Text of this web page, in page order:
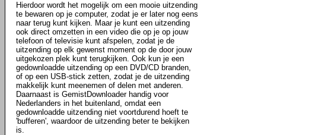
Hierdoor wordt het mogelijk om een mooie uitzending
te bewaren op je computer, zodat je er later nog eens
naar terug kunt kijken. Maar je kunt een uitzending
ook direct omzetten in een video die op je op jouw
telefoon of televisie kunt afspelen, zodat je de
uitzending op elk gewenst moment op de door jouw
uitgekozen plek kunt terugkijken. Ook kun je een
gedownloadde uitzending op een DVD/CD branden,
of op een USB-stick zetten, zodat je de uitzending
makkelijk kunt meenemen of delen met anderen.
Daarnaast is GemistDownloader handig voor
Nederlanders in het buitenland, omdat een
gedownloadde uitzending niet voortdurend hoeft te
'bufferen', waardoor de uitzending beter te bekijken
is.